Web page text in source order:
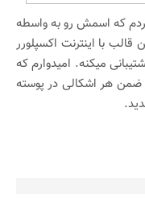
که اسمش رو به واسطه
با اینترنت اکسپلورر
میکنه. امیدوارم که
ضمن هر اشکالی در پوسته